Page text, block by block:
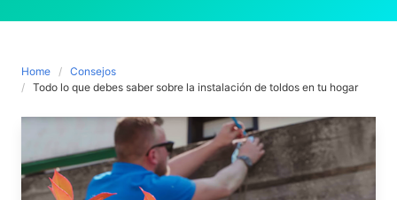
Home
Consejos
Todo lo que debes saber sobre la instalación de toldos en tu hogar